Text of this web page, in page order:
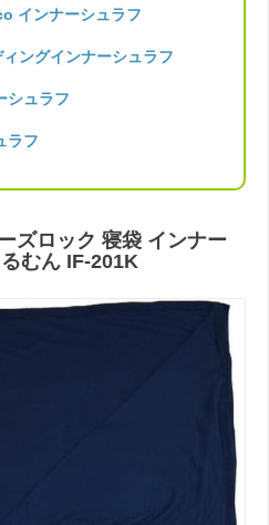
インナーシュラフ
ングインナーシュラフ
シュラフ
ラフ
ズロック 寝袋 インナー
むん IF-201K